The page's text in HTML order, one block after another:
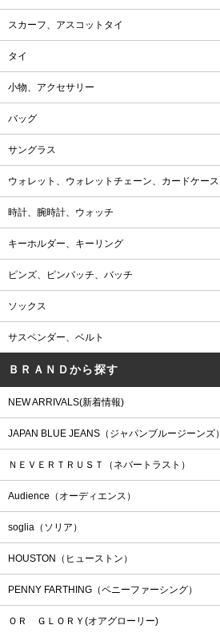
スカーフ、アスコットタイ
タイ
小物、アクセサリー
バッグ
サングラス
ウォレット、ウォレットチェーン、カードケース
時計、腕時計、ウォッチ
キーホルダー、キーリング
ピンズ、ピンバッチ、バッチ
ソックス
サスペンダー、ベルト
ＢＲＡＮＤから探す
NEW ARRIVALS(新着情報)
JAPAN BLUE JEANS（ジャパンブルージーンズ）
ＮＥＶＥＲＴＲＵＳＴ（ネバートラスト）
Audience（オーディエンス）
soglia（ソリア）
HOUSTON（ヒューストン）
PENNY FARTHING（ペニーファーシング）
ＯＲ ＧＬＯＲＹ(オアグローリー)